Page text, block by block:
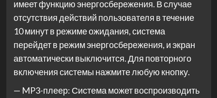
имеет функцию энергосбережения. В случае
отсутствия действий пользователя в течение
10 минут в режиме ожидания, система
перейдет в режим энергосбережения, и экран
автоматически выключится. Для повторного
включения системы нажмите любую кнопку.
— MP3-плеер: Система может воспроизводить